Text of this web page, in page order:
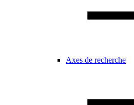
Axes de recherche